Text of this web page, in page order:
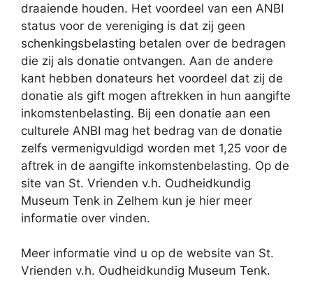
draaiende houden. Het voordeel van een ANBI
status voor de vereniging is dat zij geen
schenkingsbelasting betalen over de bedragen
die zij als donatie ontvangen. Aan de andere
kant hebben donateurs het voordeel dat zij de
donatie als gift mogen aftrekken in hun aangifte
inkomstenbelasting. Bij een donatie aan een
culturele ANBI mag het bedrag van de donatie
zelfs vermenigvuldigd worden met 1,25 voor de
aftrek in de aangifte inkomstenbelasting. Op de
site van St. Vrienden v.h. Oudheidkundig
Museum Tenk in Zelhem kun je hier meer
informatie over vinden.
Meer informatie vind u op de website van St.
Vrienden v.h. Oudheidkundig Museum Tenk.